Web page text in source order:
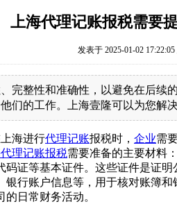
上海代理记账报税需要
发表于 2025-01-02 17:22:05
完整性和准确性，以避免在后
们的工作。上海壹隆可以为您解
海进行代理记账报税时， 企业需
代理记账报税需要准备的主要材料：
证等基本证件。这些证件是证明
行账户信息等，用于核对账簿和
日常财务活动。